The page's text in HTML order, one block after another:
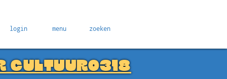
login menu zoeken
CULTUUR0318